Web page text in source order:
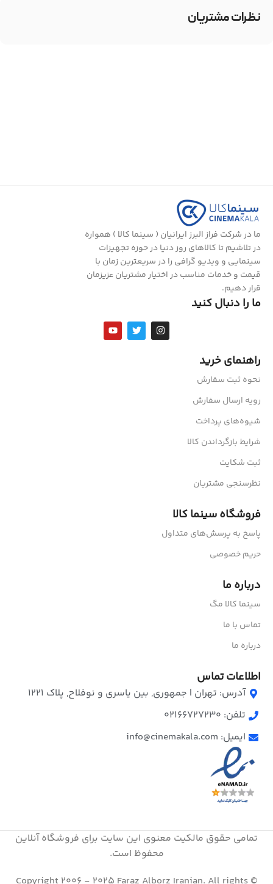
نظرات مشتریان
ما در شرکت فراز البرز ایرانیان ( سینما کالا ) همواره
در تلاشیم تا کالاهای روز دنیا در حوزه تجهیزات
سینمایی و ویدیو گرافی را در سریعترین زمان با
قیمت و خدمات مناسب در اختیار مشتریان عزیزمان
قرار دهیم.
ما را دنبال کنید
راهنمای خرید
نحوه ثبت سفارش
رویه ارسال سفارش
شیوه‌های پرداخت
شرایط بازگرداندن کالا
ثبت شکایت
نظرسنجی مشتریان
فروشگاه سینما کالا
پاسخ به پرسش‌های متداول
حریم خصوصی
درباره ما
سینما کالا مگ
تماس با ما
درباره ما
اطلاعات تماس
آدرس: تهران | جمهوری, بین یاسری و نوفلاح, پلاک ۱۲۲۱
تلفن: 02166727230
ایمیل: info@cinemakala.com
تمامی حقوق مالکیت معنوی این ‌سایت برای فروشگاه آنلاین
محفوظ است.